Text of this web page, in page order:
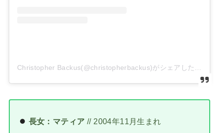
長女：マティア // 2004年11月生まれ